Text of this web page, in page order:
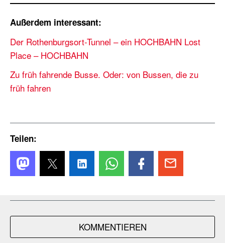
Außerdem interessant:
Der Rothenburgsort-Tunnel – ein HOCHBAHN Lost
Place – HOCHBAHN
Zu früh fahrende Busse. Oder: von Bussen, die zu
früh fahren
Teilen:
KOMMENTIEREN